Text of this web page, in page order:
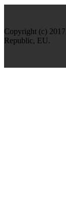
Copyright (c)
Republic, EU.